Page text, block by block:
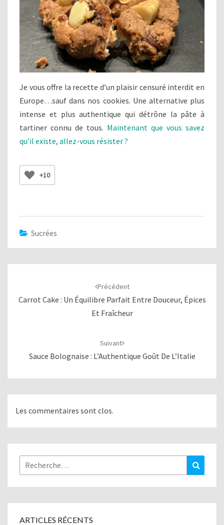
Je vous offre la recette d’un plaisir censuré interdit en
Europe…sauf dans nos cookies. Une alternative plus
intense et plus authentique qui détrône la pâte à
tartiner connu de tous. Maintenant que vous savez
qu’il existe, allez-vous résister ?
+10
Sucrées
Précédent
Carrot Cake : Un Équilibre Parfait Entre Douceur, Épices
Et Fraîcheur
Suivant
Sauce Bolognaise : L’Authentique Goût De L’Italie
Les commentaires sont clos.
Rechercher :
ARTICLES RÉCENTS